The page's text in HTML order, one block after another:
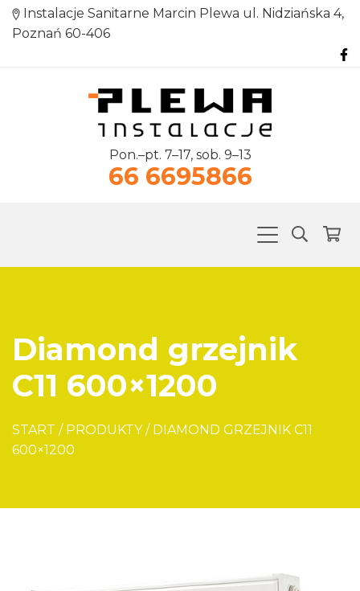
Instalacje Sanitarne Marcin Plewa ul. Nidziańska 4,
Poznań 60-406
Pon.–pt. 7–17, sob. 9–13
66 6695866
Diamond grzejnik
C11 600×1200
START / PRODUKTY / DIAMOND GRZEJNIK C11
600×1200